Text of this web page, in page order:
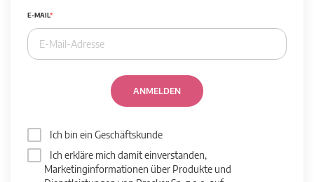
E-MAIL
ANMELDEN
Ich bin ein Geschäftskunde
Ich erkläre mich damit einverstanden,
Marketinginformationen über Produkte und